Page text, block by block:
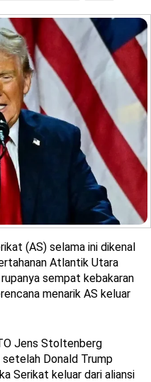
(AS) selama ini dikenal
Atlantik Utara
sempat kebakaran
menarik AS keluar
Jens Stoltenberg
Donald Trump
Serikat keluar dari aliansi